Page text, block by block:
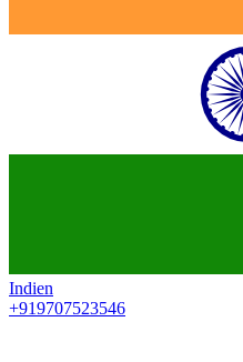
Indien
+919707523546